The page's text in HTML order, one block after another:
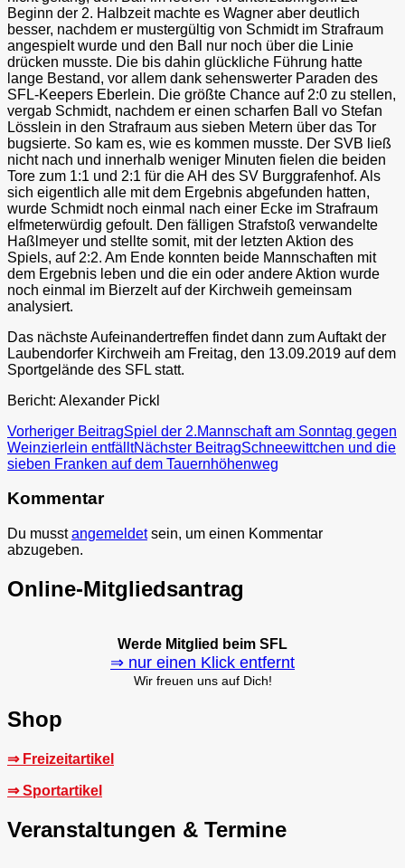
Beginn der 2. Halbzeit machte es Wagner aber deutlich
besser, nachdem er mustergültig von Schmidt im Strafraum
angespielt wurde und den Ball nur noch über die Linie
drücken musste. Die bis dahin glückliche Führung hatte
lange Bestand, vor allem dank sehenswerter Paraden des
SFL-Keepers Eberlein. Die größte Chance auf 2:0 zu stellen,
vergab Schmidt, nachdem er einen scharfen Ball vo Stefan
Lösslein in den Strafraum aus sieben Metern über das Tor
bugsierte. So kam es, wie es kommen musste. Der SVB ließ
nicht nach und innerhalb weniger Minuten fielen die beiden
Tore zum 1:1 und 2:1 für die AH des SV Burggrafenhof. Als
sich eigentlich alle mit dem Ergebnis abgefunden hatten,
wurde Schmidt noch einmal nach einer Ecke im Strafraum
elfmeterwürdig gefoult. Den fälligen Strafstoß verwandelte
Haßlmeyer und stellte somit, mit der letzten Aktion des
Spiels, auf 2:2. Am Ende konnten beide Mannschaften mit
dem Ergebnis leben und die ein oder andere Aktion wurde
noch einmal im Bierzelt auf der Kirchweih gemeinsam
analysiert.
Das nächste Aufeinandertreffen findet dann zum Auftakt der
Laubendorfer Kirchweih am Freitag, den 13.09.2019 auf dem
Sportgelände des SFL statt.
Bericht: Alexander Pickl
Beitragsnavigation
Vorheriger BeitragSpiel der 2.Mannschaft am Sonntag gegen
Weinzierlein entfälltNächster BeitragSchneewittchen und die
sieben Franken auf dem Tauernhöhenweg
Kommentar
Du musstangemeldetsein, um einen Kommentar
abzugeben.
Online-Mitgliedsantrag
Werde Mitglied beim SFL
⇒ nur einen Klick entfernt
Wir freuen uns auf Dich!
Shop
⇒ Freizeitartikel
⇒ Sportartikel
Veranstaltungen & Termine